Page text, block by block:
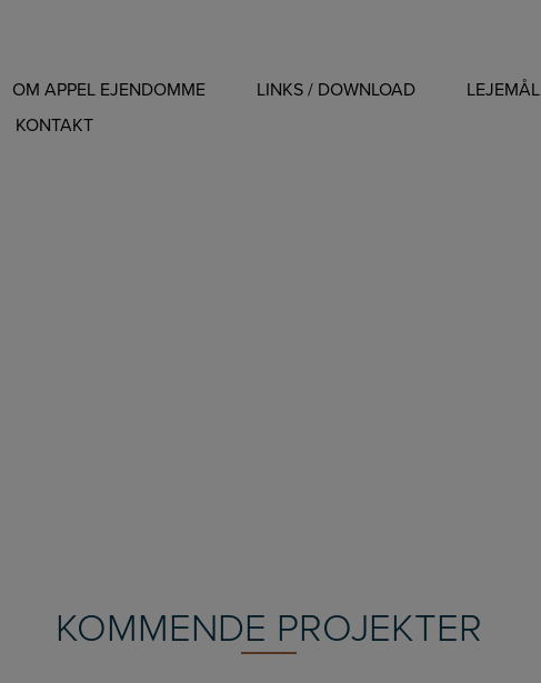
OM APPEL EJENDOMME LINKS / DOWNLOAD LEJEMÅL
KONTAKT
KOMMENDE PROJEKTER